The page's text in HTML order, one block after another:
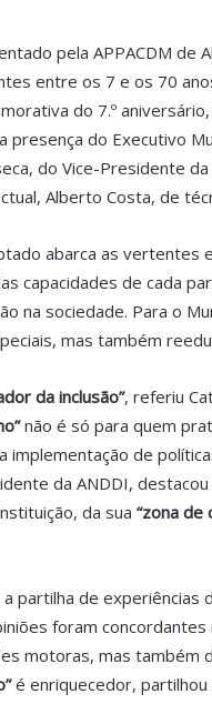
pela APPACDM de
entre os 7 e os 70
do 7.º
presença do Executivo
do Vice-Presidente
Alberto Costa, de
abarca as vertentes
capacidades de cada
na sociedade. Para o
mas também
da inclusão”, referiu
não é só para quem
implementação de
da ANDDI,
da sua “zona de
partilha de
foram
motoras, mas também
é enriquecedor, partilhou